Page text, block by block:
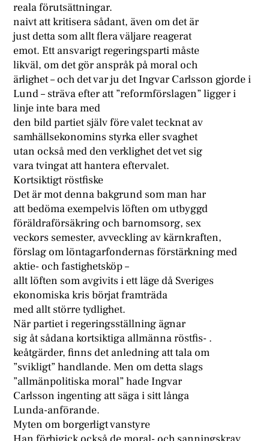
reala förutsättningar.
naivt att kritisera sådant, även om det är
just detta som allt flera väljare reagerat
emot. Ett ansvarigt regeringsparti måste
likväl, om det gör anspråk på moral och
ärlighet – och det var ju det Ingvar Carlsson gjorde i
Lund – sträva efter att ”reformförslagen” ligger i
linje inte bara med
den bild partiet själv före valet tecknat av
samhällsekonomins styrka eller svaghet
utan också med den verklighet det vet sig
vara tvingat att hantera eftervalet.
Kortsiktigt röstfiske
Det är mot denna bakgrund som man har
att bedöma exempelvis löften om utbyggd
föräldraförsäkring och barnomsorg, sex
veckors semester, avveckling av kärnkraften,
förslag om löntagarfondernas förstärkning med
aktie- och fastighetsköp –
allt löften som avgivits i ett läge då Sveriges
ekonomiska kris börjat framträda
med allt större tydlighet.
När partiet i regeringsställning ägnar
sig åt sådana kortsiktiga allmänna röstfis- .
keåtgärder, finns det anledning att tala om
”svikligt” handlande. Men om detta slags
”allmänpolitiska moral” hade Ingvar
Carlsson ingenting att säga i sitt långa
Lunda-anförande.
Myten om borgerligt vanstyre